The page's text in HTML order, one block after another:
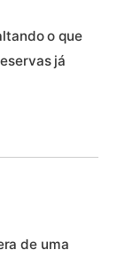
o que
já
de uma